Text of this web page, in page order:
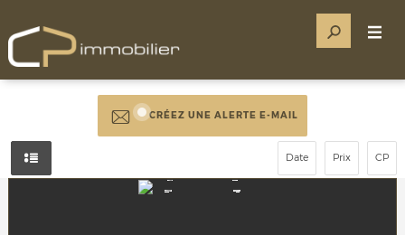
CRÉEZ UNE ALERTE E-MAIL
Date Prix CP